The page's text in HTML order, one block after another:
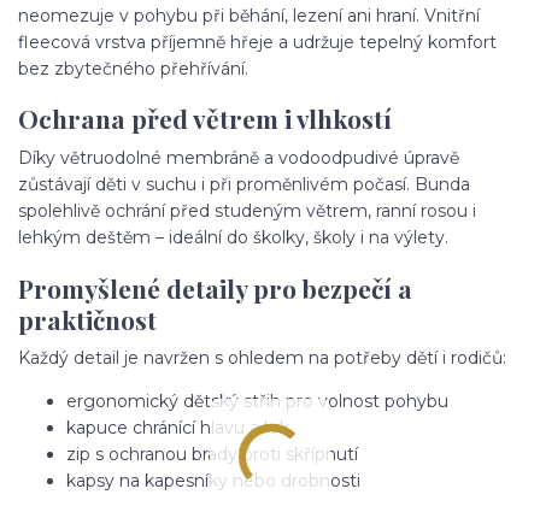
neomezuje v pohybu při běhání, lezení ani hraní. Vnitřní
fleecová vrstva příjemně hřeje a udržuje tepelný komfort
bez zbytečného přehřívání.
Ochrana před větrem i vlhkostí
Díky větruodolné membráně a vodoodpudivé úpravě
zůstávají děti v suchu i při proměnlivém počasí. Bunda
spolehlivě ochrání před studeným větrem, ranní rosou i
lehkým deštěm – ideální do školky, školy i na výlety.
Promyšlené detaily pro bezpečí a
praktičnost
Každý detail je navržen s ohledem na potřeby dětí i rodičů:
ergonomický dětský střih pro volnost pohybu
kapuce chránící hlavu a krk
zip s ochranou brady proti skřípnutí
kapsy na kapesníky nebo drobnosti